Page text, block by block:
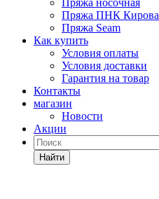
Пряжа носочная
Пряжа ПНК Кирова
Пряжа Seam
Как купить
Условия оплаты
Условия доставки
Гарантия на товар
Контакты
магазин
Новости
Акции
Найти